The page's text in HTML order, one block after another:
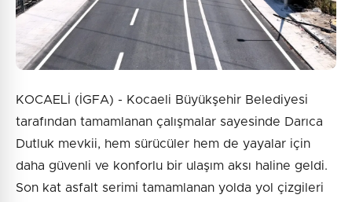
KOCAELİ (İGFA) - Kocaeli Büyükşehir Belediyesi
tarafından tamamlanan çalışmalar sayesinde Darıca
Dutluk mevkii, hem sürücüler hem de yayalar için
daha güvenli ve konforlu bir ulaşım aksı haline geldi.
Son kat asfalt serimi tamamlanan yolda yol çizgileri